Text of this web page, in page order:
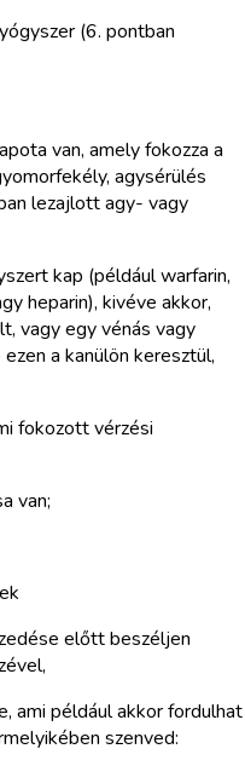
(6. pontban
van, amely fokozza a
agysérülés
lezajlott agy- vagy
kap (például warfarin,
heparin), kivéve akkor,
vagy egy vénás vagy
a kanülön keresztül,
fokozott vérzési
van;
előtt beszéljen
ami például akkor fordulhat
szenved: